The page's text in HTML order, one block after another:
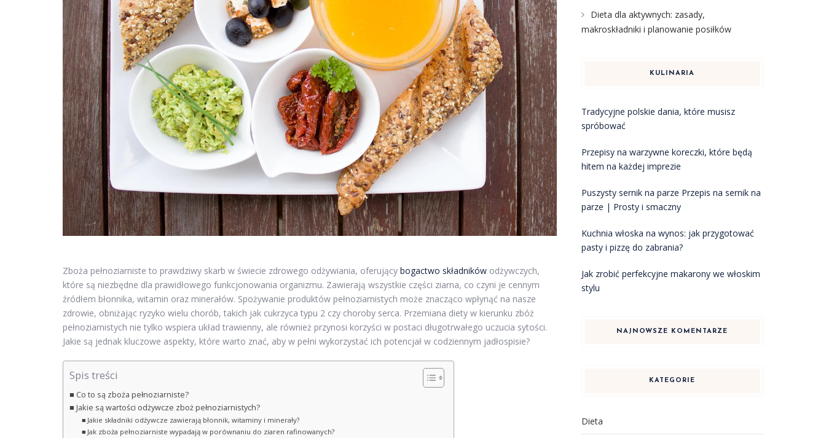
Zboża pełnoziarniste to prawdziwy skarb w świecie zdrowego odżywiania, oferujący bogactwo składników odżywczych,
które są niezbędne dla prawidłowego funkcjonowania organizmu. Zawierają wszystkie części ziarna, co czyni je cennym
źródłem błonnika, witamin oraz minerałów. Spożywanie produktów pełnoziarnistych może znacząco wpłynąć na nasze
zdrowie, obniżając ryzyko wielu chorób, takich jak cukrzyca typu 2 czy choroby serca. Przemiana diety w kierunku zbóż
pełnoziarnistych nie tylko wspiera układ trawienny, ale również przynosi korzyści w postaci długotrwałego uczucia sytości.
Jakie są jednak kluczowe aspekty, które warto znać, aby w pełni wykorzystać ich potencjał w codziennym jadłospisie?
Spis treści
Co to są zboża pełnoziarniste?
Jakie są wartości odżywcze zboż pełnoziarnistych?
Jakie składniki odżywcze zawierają błonnik, witaminy i minerały?
Jak zboża pełnoziarniste wypadają w porównaniu do ziaren rafinowanych?
Dieta dla aktywnych: zasady,
makroskładniki i planowanie posiłków
KULINARIA
Tradycyjne polskie dania, które musisz
spróbować
Przepisy na warzywne koreczki, które będą
hitem na każdej imprezie
Puszysty sernik na parze Przepis na sernik na
parze | Prosty i smaczny
Kuchnia włoska na wynos: jak przygotować
pasty i pizzę do zabrania?
Jak zrobić perfekcyjne makarony we włoskim
stylu
NAJNOWSZE KOMENTARZE
KATEGORIE
Dieta